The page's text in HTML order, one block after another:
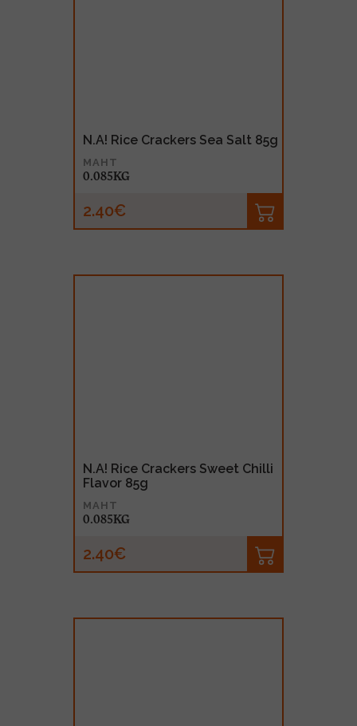
N.A! Rice Crackers Sea Salt 85g
MAHT
0.085KG
2.40€
N.A! Rice Crackers Sweet Chilli
Flavor 85g
MAHT
0.085KG
2.40€